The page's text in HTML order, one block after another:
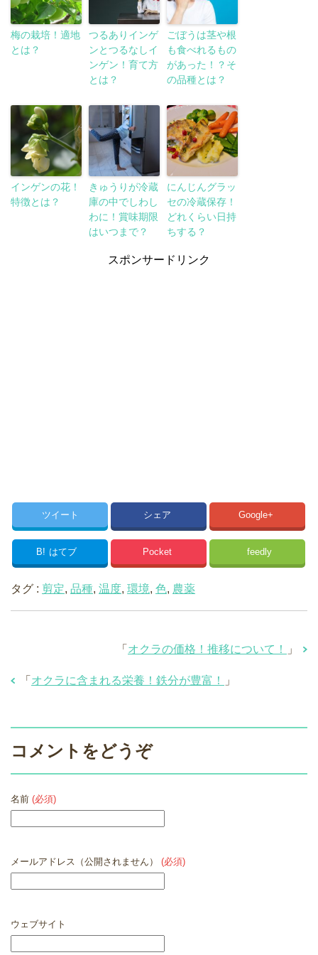
梅の栽培！適地
とは？
つるありインゲ
ンとつるなしイ
ンゲン！育て方
とは？
ごぼうは茎や根
も食べれるもの
があった！？そ
の品種とは？
インゲンの花！
特徴とは？
きゅうりが冷蔵
庫の中でしわし
わに！賞味期限
はいつまで？
にんじんグラッ
セの冷蔵保存！
どれくらい日持
ちする？
スポンサードリンク
ツイート シェア Google+
B! はてブ Pocket feedly
タグ : 剪定, 品種, 温度, 環境, 色, 農薬
「 オクラの価格！推移について！ 」
「 オクラに含まれる栄養！鉄分が豊富！ 」
コメントをどうぞ
名前 (必須)
メールアドレス（公開されません） (必須)
ウェブサイト